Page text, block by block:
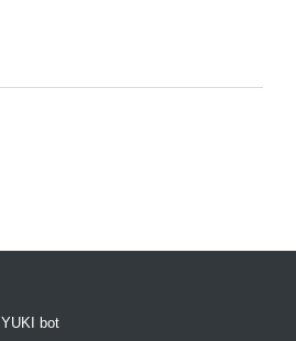
YUKI bot